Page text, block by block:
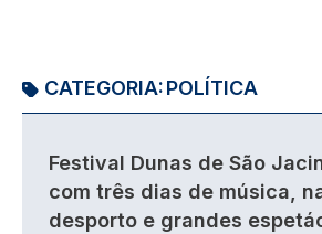
CATEGORIA:POLÍTICA
Festival Dunas de São
com três dias de música,
desporto e grandes